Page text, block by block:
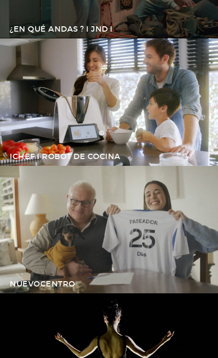
¿EN QUÉ ANDAS ? I JND I
ICHEF I ROBOT DE COCINA
NUEVOCENTRO